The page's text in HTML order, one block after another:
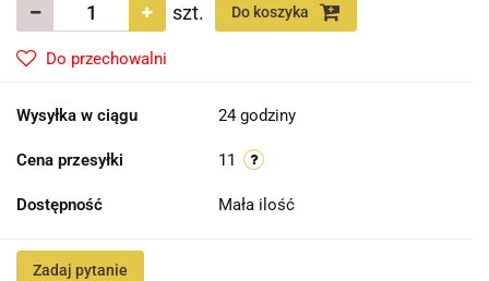
szt. Do koszyka
Do przechowalni
Wysyłka w ciągu 24 godziny
Cena przesyłki 11
Dostępność Mała ilość
Zadaj pytanie